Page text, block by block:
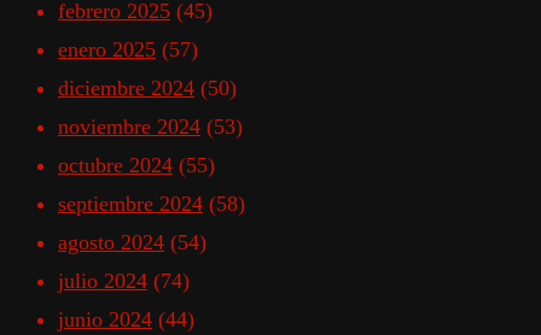
febrero 2025 (45)
enero 2025 (57)
diciembre 2024 (50)
noviembre 2024 (53)
octubre 2024 (55)
septiembre 2024 (58)
agosto 2024 (54)
julio 2024 (74)
junio 2024 (44)